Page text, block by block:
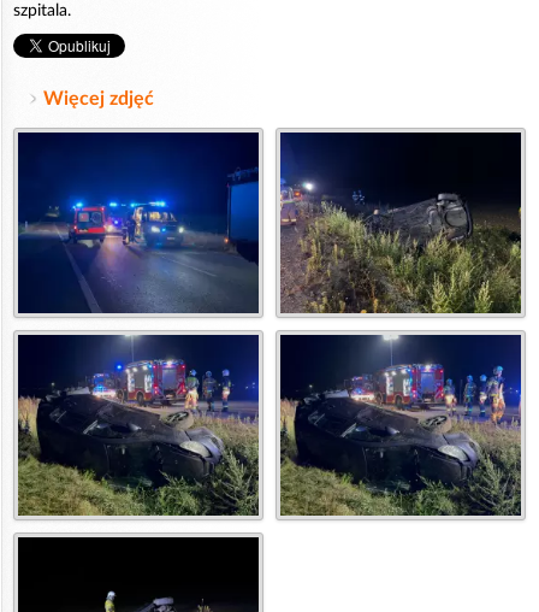
szpitala.
Więcej zdjęć